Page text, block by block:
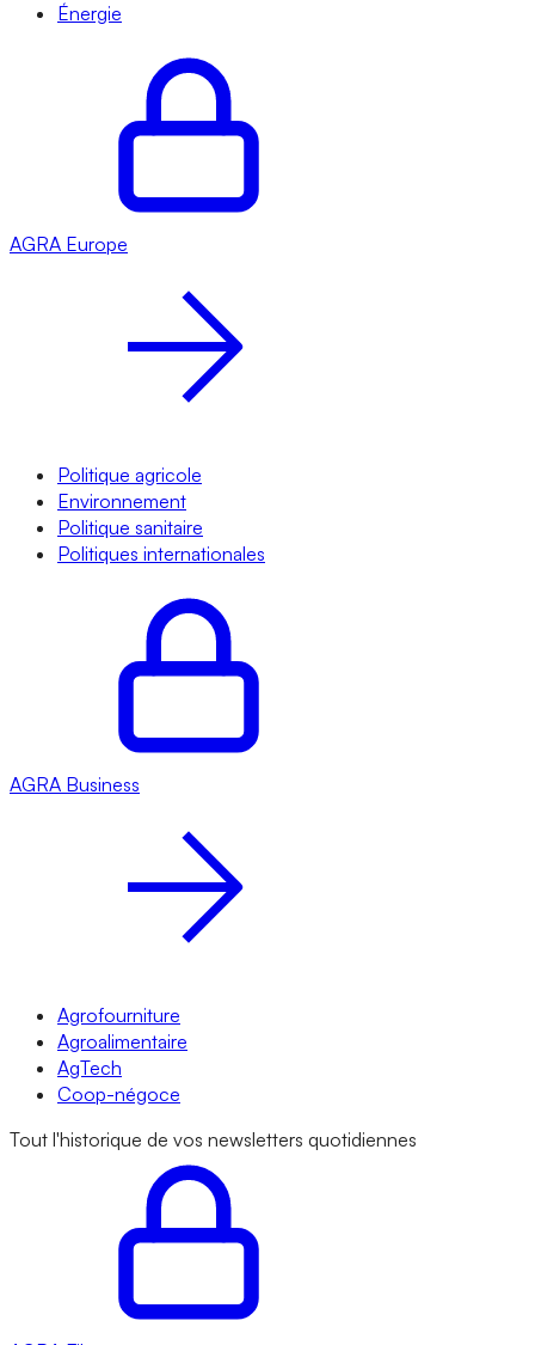
Énergie
AGRA Europe
Politique agricole
Environnement
Politique sanitaire
Politiques internationales
AGRA Business
Agrofourniture
Agroalimentaire
AgTech
Coop-négoce
Tout l'historique de vos newsletters quotidiennes